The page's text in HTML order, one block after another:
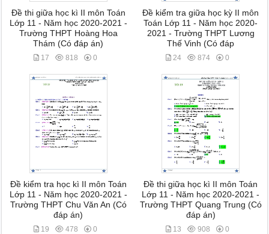
Đề thi giữa học kì II môn Toán
Lớp 11 - Năm học 2020-2021 -
Trường THPT Hoàng Hoa
Thám (Có đáp án)
17 818 0
Đề kiểm tra giữa học kỳ II môn
Toán Lớp 11 - Năm học 2020-
2021 - Trường THPT Lương
Thế Vinh (Có đáp
24 874 0
Đề kiểm tra học kì II môn Toán
Lớp 11 - Năm học 2020-2021 -
Trường THPT Chu Văn An (Có
đáp án)
19 478 0
Đề thi giữa học kì II môn Toán
Lớp 11 - Năm học 2020-2021 -
Trường THPT Quang Trung (Có
đáp án)
13 908 0